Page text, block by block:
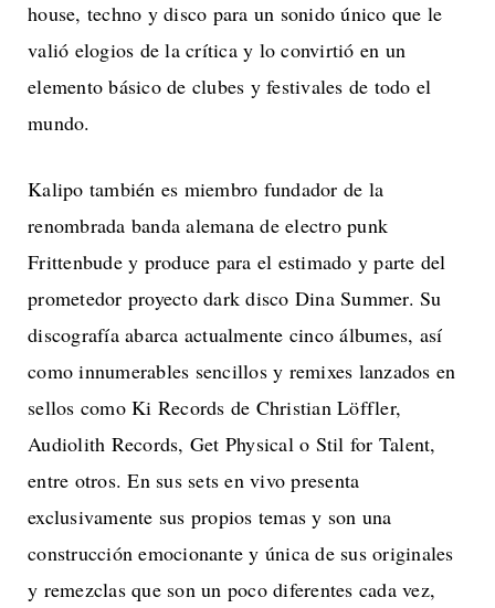
house, techno y disco para un sonido único que le
valió elogios de la crítica y lo convirtió en un
elemento básico de clubes y festivales de todo el
mundo.
Kalipo también es miembro fundador de la
renombrada banda alemana de electro punk
Frittenbude y produce para el estimado y parte del
prometedor proyecto dark disco Dina Summer. Su
discografía abarca actualmente cinco álbumes, así
como innumerables sencillos y remixes lanzados en
sellos como Ki Records de Christian Löffler,
Audiolith Records, Get Physical o Stil for Talent,
entre otros. En sus sets en vivo presenta
exclusivamente sus propios temas y son una
construcción emocionante y única de sus originales
y remezclas que son un poco diferentes cada vez,